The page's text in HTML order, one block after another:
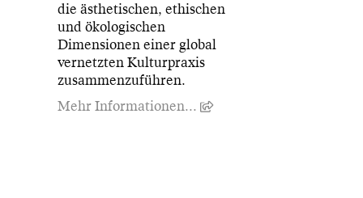
die ästhetischen, ethischen
und ökologischen
Dimensionen einer global
vernetzten Kulturpraxis
zusammenzuführen.
Mehr Informationen...